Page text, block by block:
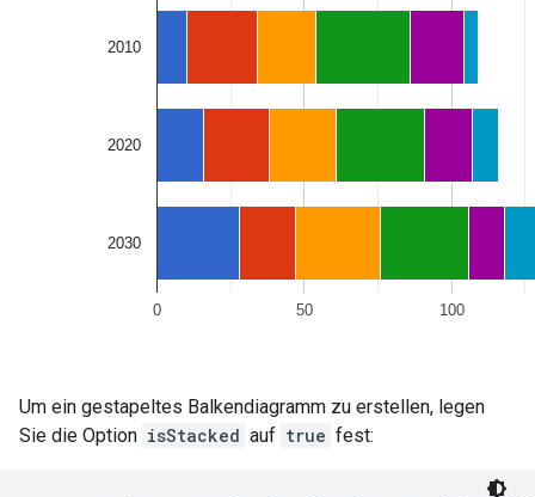
Um ein gestapeltes Balkendiagramm zu erstellen, legen
Sie die Option isStacked auf true fest: